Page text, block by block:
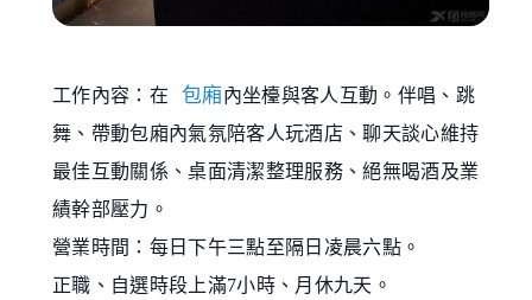
工作內容：在 包廂內坐檯與客人互動。伴唱、跳
舞、帶動包廂內氣氛陪客人玩酒店、聊天談心維持
最佳互動關係、桌面清潔整理服務、絕無喝酒及業
績幹部壓力。
營業時間：每日下午三點至隔日凌晨六點。
正職、自選時段上滿7小時、月休九天。